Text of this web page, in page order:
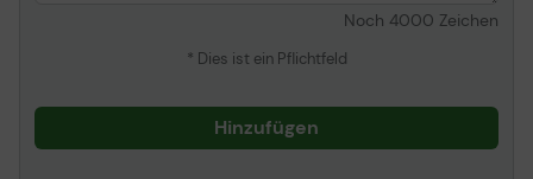
Noch 4000 Zeichen
* Dies ist ein Pflichtfeld
Hinzufügen